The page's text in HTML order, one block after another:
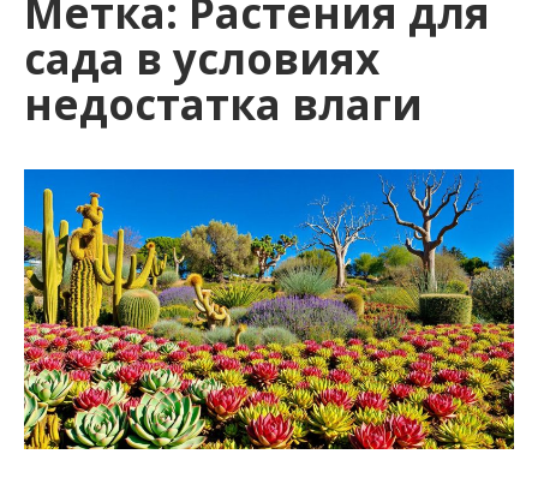
Метка: Растения для
сада в условиях
недостатка влаги